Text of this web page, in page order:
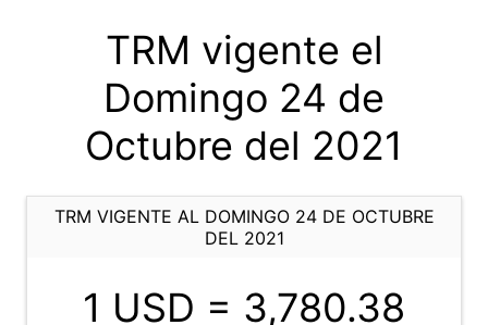
TRM vigente el
Domingo 24 de
Octubre del 2021
TRM VIGENTE AL DOMINGO 24 DE OCTUBRE
DEL 2021
1 USD = 3,780.38